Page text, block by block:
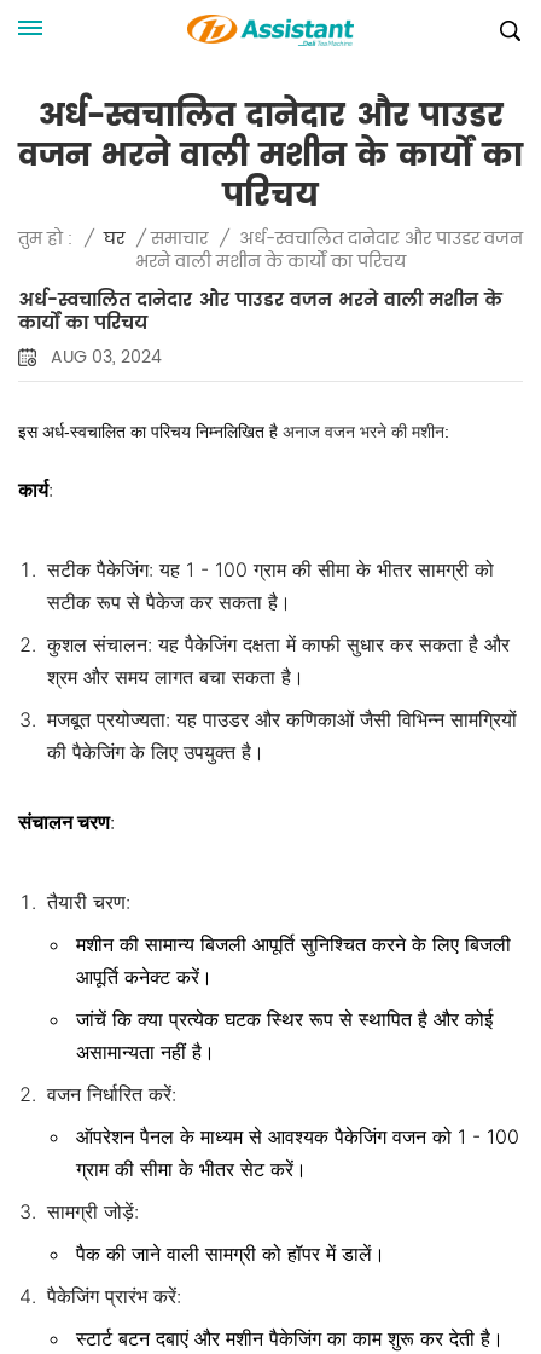
अर्ध-स्वचालित दानेदार और पाउडर
वजन भरने वाली मशीन के कार्यों का
परिचय
तुम हो : / घर / समाचार / अर्ध-स्वचालित दानेदार और पाउडर वजन
भरने वाली मशीन के कार्यों का परिचय
अर्ध-स्वचालित दानेदार और पाउडर वजन भरने वाली मशीन के
कार्यों का परिचय
AUG 03, 2024
इस अर्ध-स्वचालित का परिचय निम्नलिखित है अनाज वजन भरने की मशीन:
कार्य:
सटीक पैकेजिंग: यह 1 - 100 ग्राम की सीमा के भीतर सामग्री को
सटीक रूप से पैकेज कर सकता है।
कुशल संचालन: यह पैकेजिंग दक्षता में काफी सुधार कर सकता है और
श्रम और समय लागत बचा सकता है।
मजबूत प्रयोज्यता: यह पाउडर और कणिकाओं जैसी विभिन्न सामग्रियों
की पैकेजिंग के लिए उपयुक्त है।
संचालन चरण:
तैयारी चरण:
मशीन की सामान्य बिजली आपूर्ति सुनिश्चित करने के लिए बिजली
आपूर्ति कनेक्ट करें।
जांचें कि क्या प्रत्येक घटक स्थिर रूप से स्थापित है और कोई
असामान्यता नहीं है।
वजन निर्धारित करें:
ऑपरेशन पैनल के माध्यम से आवश्यक पैकेजिंग वजन को 1 - 100
ग्राम की सीमा के भीतर सेट करें।
सामग्री जोड़ें:
पैक की जाने वाली सामग्री को हॉपर में डालें।
पैकेजिंग प्रारंभ करें:
स्टार्ट बटन दबाएं और मशीन पैकेजिंग का काम शुरू कर देती है।